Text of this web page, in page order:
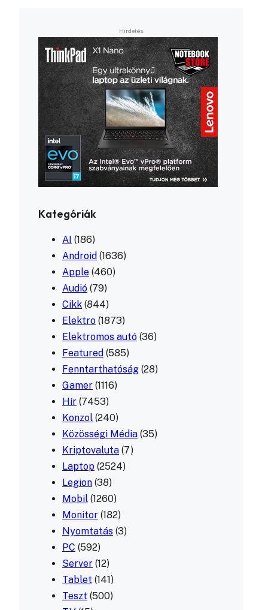
Kategóriák
AI (186)
Android (1636)
Apple (460)
Audió (79)
Cikk (844)
Elektro (1873)
Elektromos autó (36)
Featured (585)
Fenntarthatóság (28)
Gamer (1116)
Hír (7453)
Konzol (240)
Közösségi Média (35)
Kriptovaluta (7)
Laptop (2524)
Legion (38)
Mobil (1260)
Monitor (182)
Nyomtatás (3)
PC (592)
Server (12)
Tablet (141)
Teszt (500)